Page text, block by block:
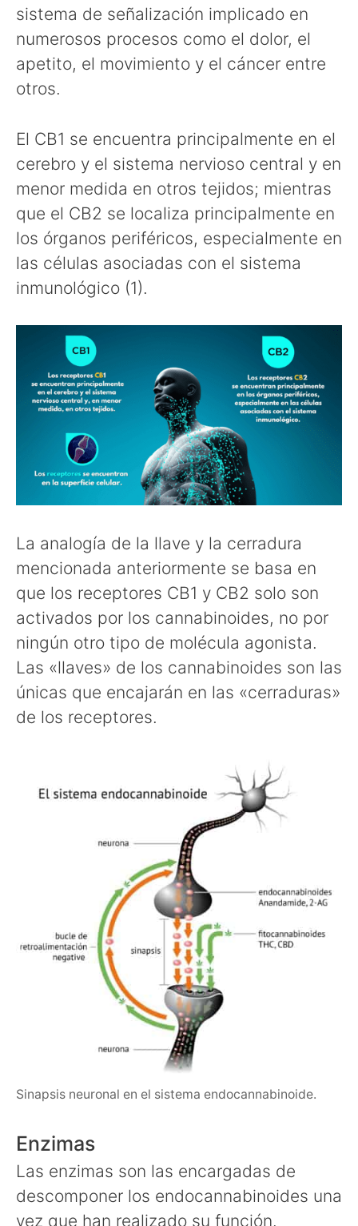
sistema de señalización implicado en
numerosos procesos como el dolor, el
apetito, el movimiento y el cáncer entre
otros.
El CB1 se encuentra principalmente en el
cerebro y el sistema nervioso central y en
menor medida en otros tejidos; mientras
que el CB2 se localiza principalmente en
los órganos periféricos, especialmente en
las células asociadas con el sistema
inmunológico (1).
La analogía de la llave y la cerradura
mencionada anteriormente se basa en
que los receptores CB1 y CB2 solo son
activados por los cannabinoides, no por
ningún otro tipo de molécula agonista.
Las «llaves» de los cannabinoides son las
únicas que encajarán en las «cerraduras»
de los receptores.
Sinapsis neuronal en el sistema endocannabinoide.
Enzimas
Las enzimas son las encargadas de
descomponer los endocannabinoides una
vez que han realizado su función.